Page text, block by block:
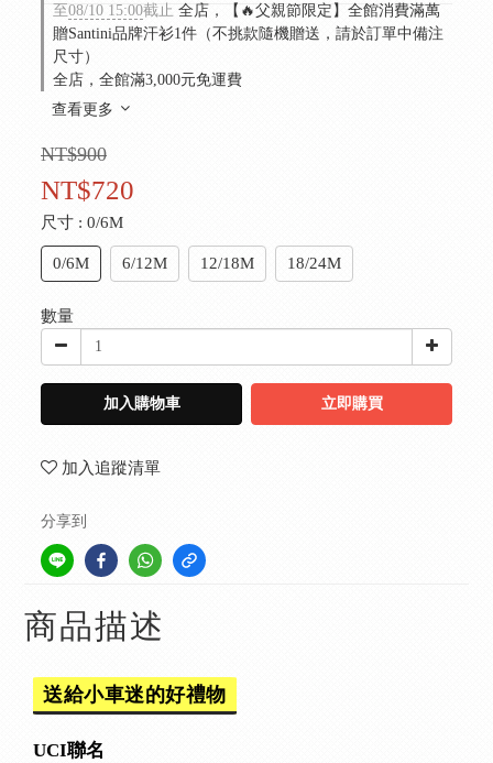
至08/10 15:00截止 全店，【🔥父親節限定】全館消費滿萬
贈Santini品牌汗衫1件（不挑款隨機贈送，請於訂單中備注
尺寸）
全店，全館滿3,000元免運費
查看更多
NT$900
NT$720
尺寸 : 0/6M
0/6M 6/12M 12/18M 18/24M
數量
加入購物車 立即購買
加入追蹤清單
分享到
商品描述
送給小車迷的好禮物
UCI聯名